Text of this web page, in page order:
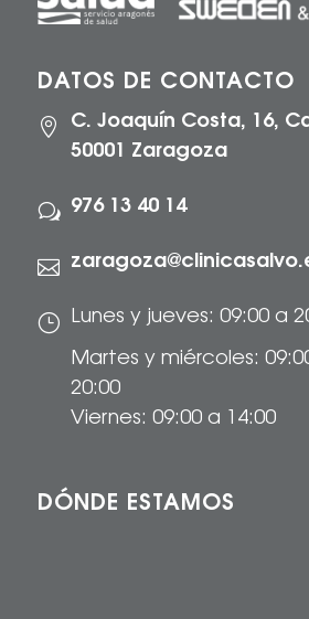
DATOS DE CONTACTO

C. Joaquín Costa, 16,
50001 Zaragoza
w 976 13 40 14

} Lunes y jueves: 09:00 a
Martes y miércoles:
20:00
Viernes: 09:00 a 14:00
DÓNDE ESTAMOS